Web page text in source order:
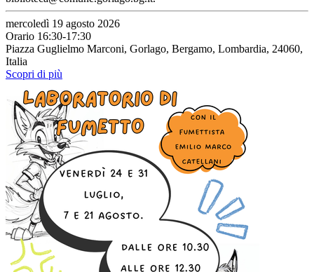
mercoledì 19 agosto 2026
Orario 16:30-17:30
Piazza Guglielmo Marconi, Gorlago, Bergamo, Lombardia, 24060,
Italia
Scopri di più